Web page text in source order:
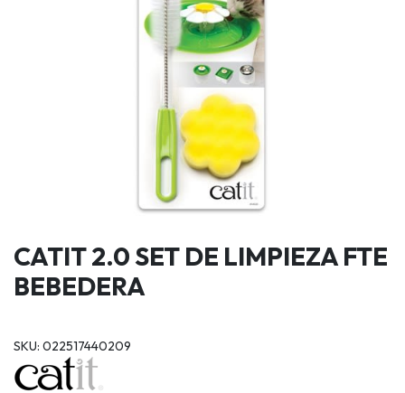
CATIT 2.0 SET DE LIMPIEZA FTE
BEBEDERA
SKU: 022517440209